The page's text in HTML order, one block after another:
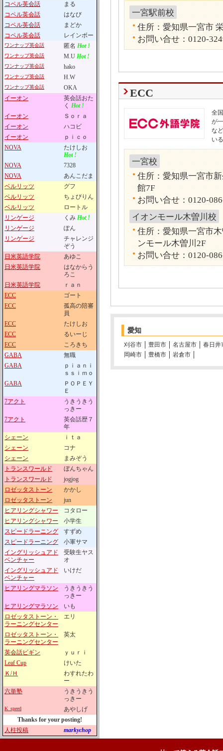
コペル英会話
まる
コペル英会話
はなび
コペル英会話
まどか
コペル英会話
レインボー
ワンナップ英会話 匿名 Hot !
ワンナップ英会話 M.U Hot !
ワンナップ英会話 hako
ワンナップ英会話 H.W
ワンナップ英会話
OKA
イーオン
英会話おた
く Hot !
イーオン
Ｓｏｒａ
イーオン
ハコビ
イーオン
ｐｉｃｏ
NOVA
たけしお
Hot !
NOVA
7328
NOVA
あんこだま
ベルリッツ
グフ
ベルリッツ
ちょびりん
ベルリッツ
ロートル
リンゲージ
くみ Hot !
リンゲージ
ぽん
リンゲージ
チャレンジ
ぞう
日米英語学院
あゆこ
日米英語学院
はなからう
ろこ
日米英語学院
ｒａｎ
ECC
ゴート
ECC
孤高の陪審
員
ECC
たけしお
ECC
るいーじ
ECC
ころきち
GABA
無職
GABA
ｐｉａｎｉ
ｓｓｉｍｏ
GABA
ＰＯＰＥＹ
Ｅ
7アクト
うきうきう
っきー
7アクト
英会話歴７
年
シェーン
ｉｔａ
シェーン
コナ
シェーン
まみぞう
トランスワールド
ぼんちゃん
トランスワールド
jogjog
ロゼッタストーン
かかし
ロゼッタストーン
jun
ヒアリングシャワー
コタロー
ヒアリングシャワー
小学生
スピードラーニング
すずめ
スピードラーニング
小軍サマ
イングリッシュアド
ベンチャー
受験生ヤス
オ
イングリッシュアド
ベンチャー
いけだ
ヒアリングマラソン
うきうきう
っきー
ヒアリングマラソン
いも
ロゼッタストーン・
ラーニングセンター
エリ
ロゼッタストーン・
ラーニングセンター
英太
英会話ビギン
ｙｕｒｉ
Leaf Cup
けいた
Ｋ/Ｈ
わすれたわ
ー
六単塾
うきうきう
っきー
K_speed
あやしげ
Thanks for your posting!
人柱投稿
markychop
一宮駅前校
住所：愛知県一宮市
お問い合せ：0120-
ECC
全
が
な
い
一宮校
住所：愛知県一宮市
館7F
お問い合せ：0120-
イオンモール木曽川校
住所：愛知県一宮市
ンモール木曽川2F
お問い合せ：0120-
愛知
刈谷市 豊田市 名古屋市
春日井
岡崎市
豊橋市 岩倉市